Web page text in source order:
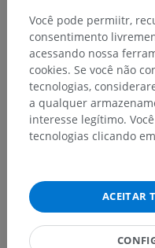
Anatomia
Traduções
Encontrou um erro?
Não hesite em nos
melhora de conteúdo.
Você pode permiitr,
consentimento
acessando nossa
cookies. Se você não
tecnologias,
a qualquer
interesse legítimo.
tecnologias clicando
ACEITAR